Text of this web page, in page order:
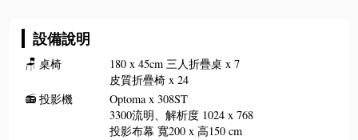
設備說明
🪑 桌椅
180 x 45cm 三人折疊桌 x 7
皮質折疊椅 x 24
📻 投影機
Optoma x 308ST
3300流明、解析度 1024 x 768
投影布幕 ​寬200 x 高150 cm